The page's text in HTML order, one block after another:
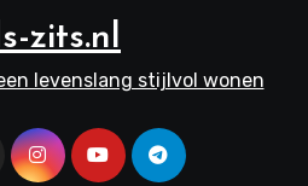
zits.nl
levenslang stijlvol wonen